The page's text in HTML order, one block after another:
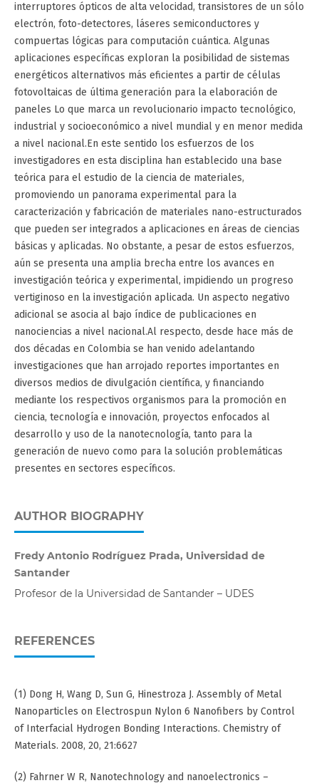
interruptores ópticos de alta velocidad, transistores de un sólo
electrón, foto-detectores, láseres semiconductores y
compuertas lógicas para computación cuántica. Algunas
aplicaciones específicas exploran la posibilidad de sistemas
energéticos alternativos más eficientes a partir de células
fotovoltaicas de última generación para la elaboración de
paneles Lo que marca un revolucionario impacto tecnológico,
industrial y socioeconómico a nivel mundial y en menor medida
a nivel nacional.En este sentido los esfuerzos de los
investigadores en esta disciplina han establecido una base
teórica para el estudio de la ciencia de materiales,
promoviendo un panorama experimental para la
caracterización y fabricación de materiales nano-estructurados
que pueden ser integrados a aplicaciones en áreas de ciencias
básicas y aplicadas. No obstante, a pesar de estos esfuerzos,
aún se presenta una amplia brecha entre los avances en
investigación teórica y experimental, impidiendo un progreso
vertiginoso en la investigación aplicada. Un aspecto negativo
adicional se asocia al bajo índice de publicaciones en
nanociencias a nivel nacional.Al respecto, desde hace más de
dos décadas en Colombia se han venido adelantando
investigaciones que han arrojado reportes importantes en
diversos medios de divulgación científica, y financiando
mediante los respectivos organismos para la promoción en
ciencia, tecnología e innovación, proyectos enfocados al
desarrollo y uso de la nanotecnología, tanto para la
generación de nuevo como para la solución problemáticas
presentes en sectores específicos.
AUTHOR BIOGRAPHY
Fredy Antonio Rodríguez Prada, Universidad de
Santander
Profesor de la Universidad de Santander – UDES
REFERENCES
(1) Dong H, Wang D, Sun G, Hinestroza J. Assembly of Metal
Nanoparticles on Electrospun Nylon 6 Nanofibers by Control
of Interfacial Hydrogen Bonding Interactions. Chemistry of
Materials. 2008, 20, 21:6627
(2) Fahrner W R, Nanotechnology and nanoelectronics –